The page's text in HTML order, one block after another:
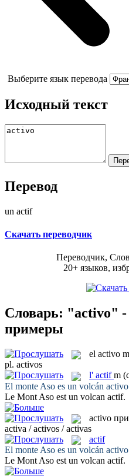
Выберите язык перевода
Исходный текст
Перевод
un actif
Скачать переводчик
Переводчик,
20+ языков,
Словарь: "activo" -
примеры
el activo m
pl. activos
l' actif m
El monte Aso es un volcán activo
Le Mont Aso est un volcan actif.
activo
activa / activos / activas
actif
El monte Aso es un volcán activo
Le Mont Aso est un volcan actif.